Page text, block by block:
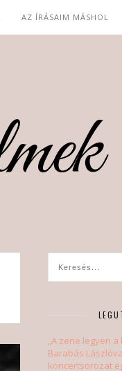
AZ ÍRÁSAIM MÁSHOL
„A zene legyen
Barabás
koncertsorozat